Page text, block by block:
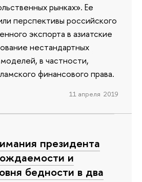
рынках». Ее
перспективы российского
экспорта в азиатские
нестандартных
в частности,
финансового права.
11 апреля 2019
президента
и
бедности в два